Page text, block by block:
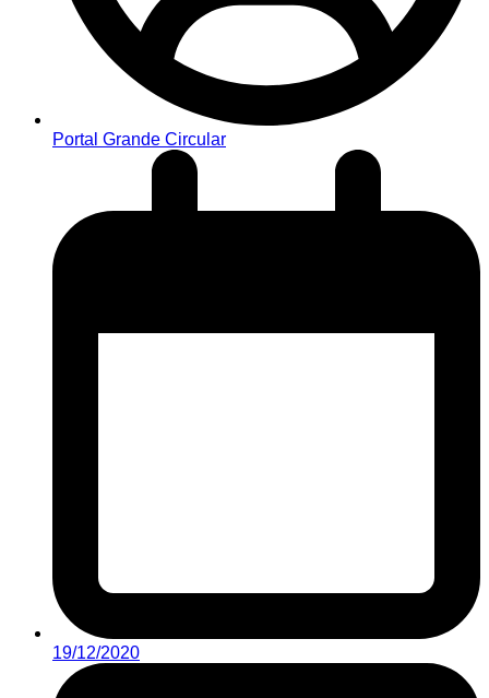
Portal Grande Circular
19/12/2020